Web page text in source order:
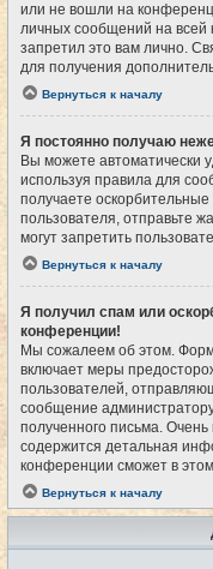
или не вошли на
личных сообщений на
запретил это вам лично.
для получения
Вернуться к началу
Я постоянно получаю
Вы можете автоматически
используя правила для
получаете
пользователя, отправьте
могут запретить
Вернуться к началу
Я получил спам или
конференции!
Мы сожалеем об этом.
включает меры
пользователей,
сообщение
полученного письма. Очень
содержится детальная
конференции сможет в
Вернуться к началу